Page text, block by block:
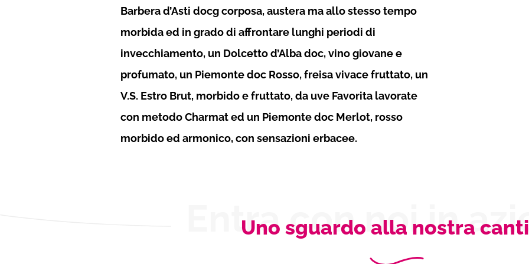
Barbera d’Asti docg corposa, austera ma allo stesso tempo
morbida ed in grado di affrontare lunghi periodi di
invecchiamento, un Dolcetto d’Alba doc, vino giovane e
profumato, un Piemonte doc Rosso, freisa vivace fruttato, un
V.S. Estro Brut, morbido e fruttato, da uve Favorita lavorate
con metodo Charmat ed un Piemonte doc Merlot, rosso
morbido ed armonico, con sensazioni erbacee.
Entra con noi in
Uno sguardo alla nostra